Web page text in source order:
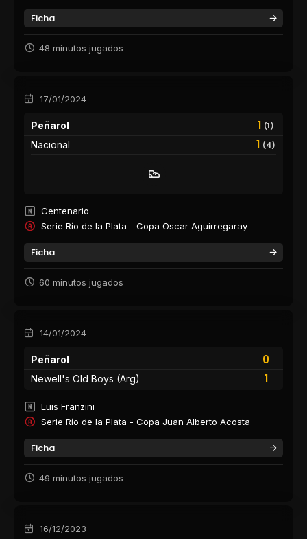
Ficha
48 minutos jugados
17/01/2024
Peñarol 1 (1)
1 (4)
Nacional
Centenario
Serie Río de la Plata - Copa Oscar Aguirregaray
Ficha
60 minutos jugados
14/01/2024
Peñarol
0
1
Newell's Old Boys (Arg)
Luis Franzini
Serie Río de la Plata - Copa Juan Alberto Acosta
Ficha
49 minutos jugados
16/12/2023